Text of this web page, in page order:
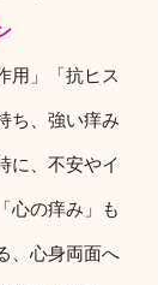
用」「抗ヒス
ち、強い痒み
に、不安やイ
心の痒み」も
、心身両面へ